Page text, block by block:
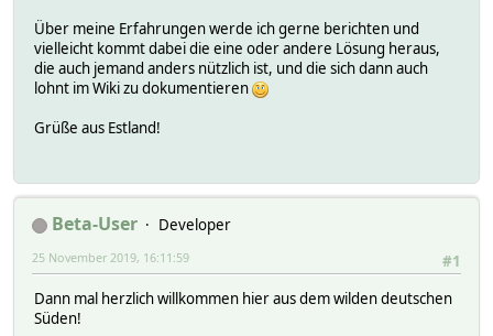
Über meine Erfahrungen werde ich gerne berichten und
vielleicht kommt dabei die eine oder andere Lösung heraus,
die auch jemand anders nützlich ist, und die sich dann auch
lohnt im Wiki zu dokumentieren
Grüße aus Estland!
Beta-User
Developer
#1
25 November 2019, 16:11:59
Dann mal herzlich willkommen hier aus dem wilden deutschen
Süden!